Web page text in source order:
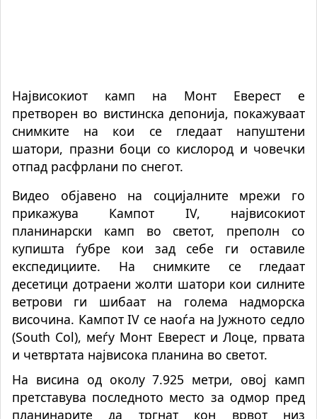
Највисокиот камп на Монт Еверест е
претворен во вистинска депонија, покажуваат
снимките на кои се гледаат напуштени
шатори, празни боци со кислород и човечки
отпад расфрлани по снегот.
Видео објавено на социјалните мрежи го
прикажува Кампот IV, највисокиот
планинарски камп во светот, преполн со
купишта ѓубре кои зад себе ги оставиле
експедициите. На снимките се гледаат
десетици дотраени жолти шатори кои силните
ветрови ги шибаат на голема надморска
височина. Кампот IV се наоѓа на Јужното седло
(South Col), меѓу Монт Еверест и Лоце, првата
и четвртата највисока планина во светот.
На висина од околу 7.925 метри, овој камп
претставува последното место за одмор пред
планинарите да тргнат кон врвот низ